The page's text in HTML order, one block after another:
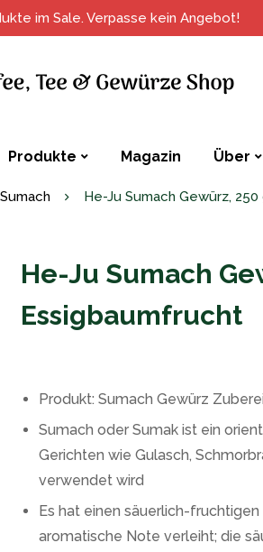
im Sale. Verpasse kein Angebot!
Produkte Magazin Über
Sumach He-Ju Sumach Gewürz,
He-Ju Sumach
Essigbaumfrucht
Produkt: Sumach Gewürz
Sumach oder Sumak ist ein
Gerichten wie Gulasch,
verwendet wird
Es hat einen säuerlich-
aromatische Note verleiht; die